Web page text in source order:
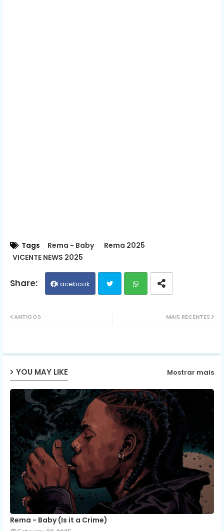
Tags Rema - Baby
Rema 2025
VICENTE NEWS 2025
Facebook
ap
MAIS RECENTES
ANTIGOS
YOU MAY LIKE Mostrar mais
Rema - Baby (Is it a Crime)